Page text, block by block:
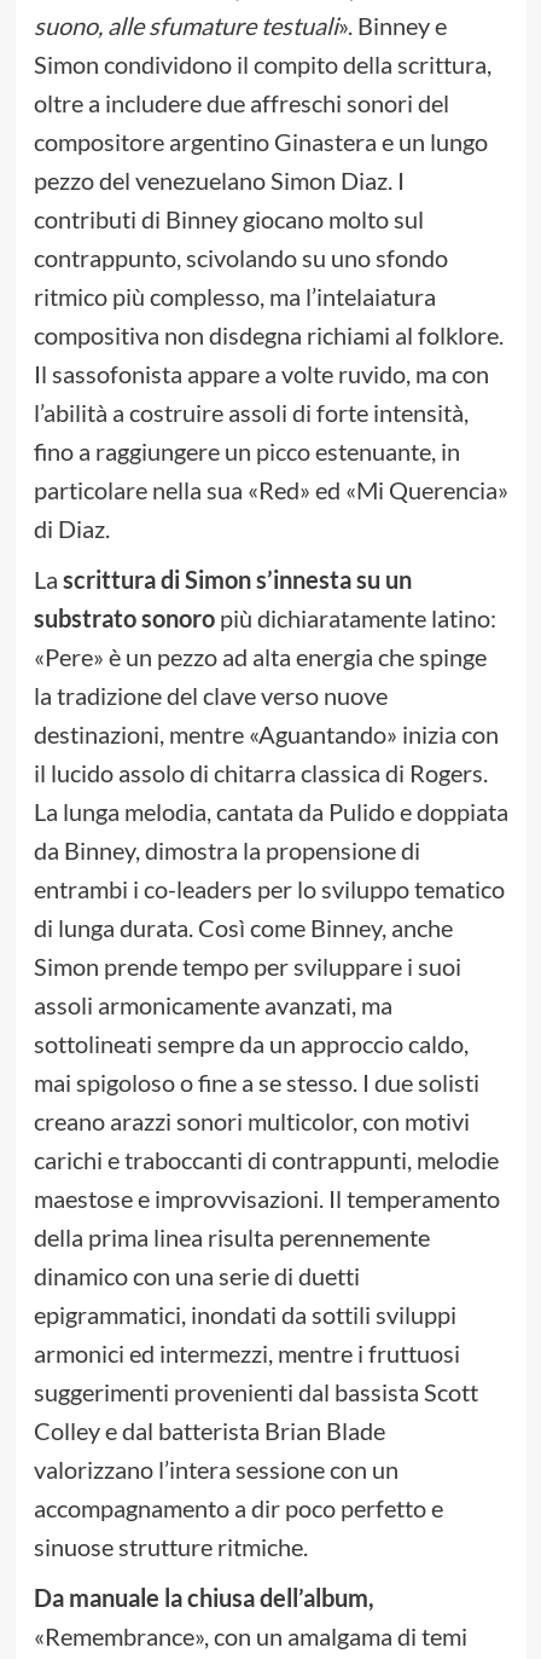
suono, alle sfumature testuali». Binney e
Simon condividono il compito della scrittura,
oltre a includere due affreschi sonori del
compositore argentino Ginastera e un lungo
pezzo del venezuelano Simon Diaz. I
contributi di Binney giocano molto sul
contrappunto, scivolando su uno sfondo
ritmico più complesso, ma l’intelaiatura
compositiva non disdegna richiami al folklore.
Il sassofonista appare a volte ruvido, ma con
l’abilità a costruire assoli di forte intensità,
fino a raggiungere un picco estenuante, in
particolare nella sua «Red» ed «Mi Querencia»
di Diaz.
La scrittura di Simon s’innesta su un
substrato sonoropiù dichiaratamente latino:
«Pere» è un pezzo ad alta energia che spinge
la tradizione del clave verso nuove
destinazioni, mentre «Aguantando» inizia con
il lucido assolo di chitarra classica di Rogers.
La lunga melodia, cantata da Pulido e doppiata
da Binney, dimostra la propensione di
entrambi i co-leaders per lo sviluppo tematico
di lunga durata. Così come Binney, anche
Simon prende tempo per sviluppare i suoi
assoli armonicamente avanzati, ma
sottolineati sempre da un approccio caldo,
mai spigoloso o fine a se stesso. I due solisti
creano arazzi sonori multicolor, con motivi
carichi e traboccanti di contrappunti, melodie
maestose e improvvisazioni. Il temperamento
della prima linea risulta perennemente
dinamico con una serie di duetti
epigrammatici, inondati da sottili sviluppi
armonici ed intermezzi, mentre i fruttuosi
suggerimenti provenienti dal bassista Scott
Colley e dal batterista Brian Blade
valorizzano l’intera sessione con un
accompagnamento a dir poco perfetto e
sinuose strutture ritmiche.
Da manuale la chiusa dell’album,
«Remembrance», con un amalgama di temi